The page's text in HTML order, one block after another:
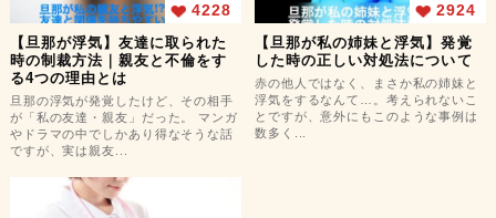
4228
【旦那が浮気】友達に取られた
時の制裁方法｜親友と不倫をす
る4つの理由とは
旦那の浮気が発覚したけど、その相手
が「私の友達・親友」だった。 マンガ
やドラマの中でしかあり得なそうな話
ですが、実は親友...
2924
【旦那が私の姉妹と浮気】発覚
した時の正しい対処法について
赤の他人ではなく、まさか私の姉妹と
浮気をするなんて…。考えられないこ
とですが、意外にもこのような事例は
数多く...